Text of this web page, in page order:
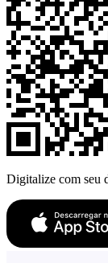
Digitalize com seu